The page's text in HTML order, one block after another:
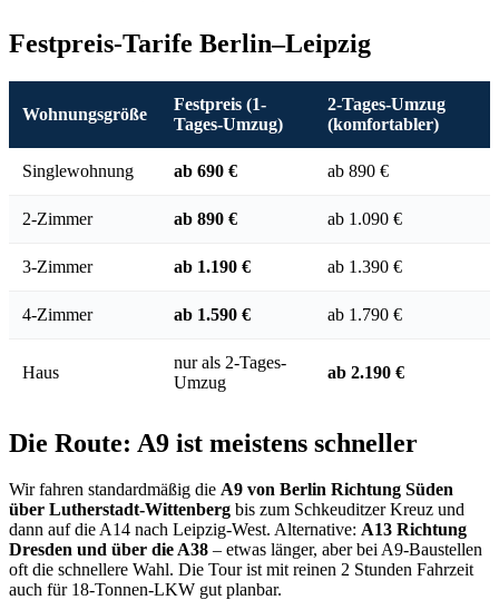
Festpreis-Tarife Berlin–Leipzig
Wohnungsgröße
Festpreis (1-
Tages-Umzug)
2-Tages-Umzug
(komfortabler)
Singlewohnung ab 690 € ab 890 €
2-Zimmer ab 890 € ab 1.090 €
3-Zimmer ab 1.190 € ab 1.390 €
4-Zimmer ab 1.590 € ab 1.790 €
Haus
nur als 2-Tages-
Umzug
ab 2.190 €
Die Route: A9 ist meistens schneller
Wir fahren standardmäßig die A9 von Berlin Richtung Süden
über Lutherstadt-Wittenberg bis zum Schkeuditzer Kreuz und
dann auf die A14 nach Leipzig-West. Alternative: A13 Richtung
Dresden und über die A38 – etwas länger, aber bei A9-Baustellen
oft die schnellere Wahl. Die Tour ist mit reinen 2 Stunden Fahrzeit
auch für 18-Tonnen-LKW gut planbar.